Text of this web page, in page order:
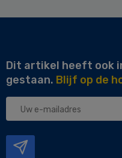
Dit artikel heeft ook
gestaan. Blijf op de
Uw